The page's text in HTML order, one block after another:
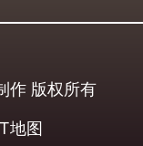
作 版权所有
地图